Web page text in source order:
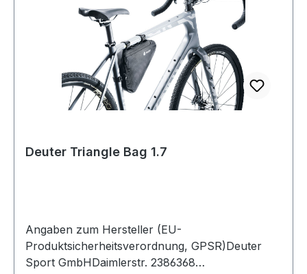
Deuter Triangle Bag 1.7
Angaben zum Hersteller (EU-
Produktsicherheitsverordnung, GPSR)Deuter
Sport GmbHDaimlerstr. 2386368